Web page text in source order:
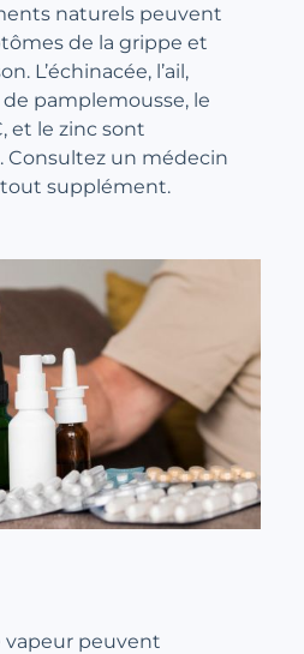
naturels peuvent
de la grippe et
L’échinacée, l’ail,
pamplemousse, le
et le zinc sont
Consultez un médecin
supplément.
vapeur peuvent